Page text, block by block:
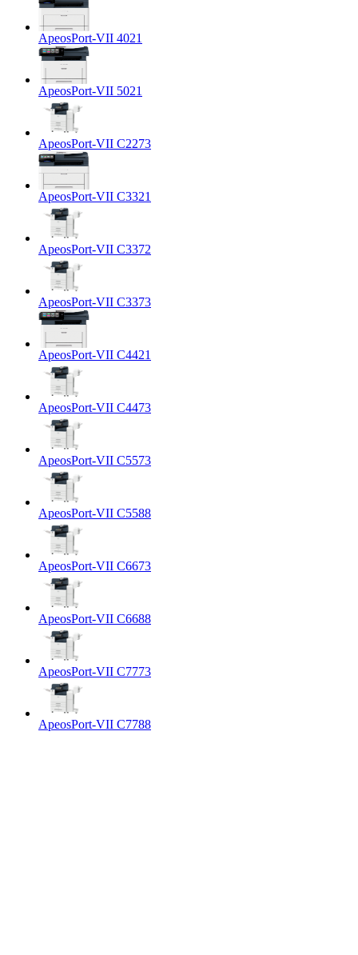
ApeosPort-VII 4021
ApeosPort-VII 5021
ApeosPort-VII C2273
ApeosPort-VII C3321
ApeosPort-VII C3372
ApeosPort-VII C3373
ApeosPort-VII C4421
ApeosPort-VII C4473
ApeosPort-VII C5573
ApeosPort-VII C5588
ApeosPort-VII C6673
ApeosPort-VII C6688
ApeosPort-VII C7773
ApeosPort-VII C7788